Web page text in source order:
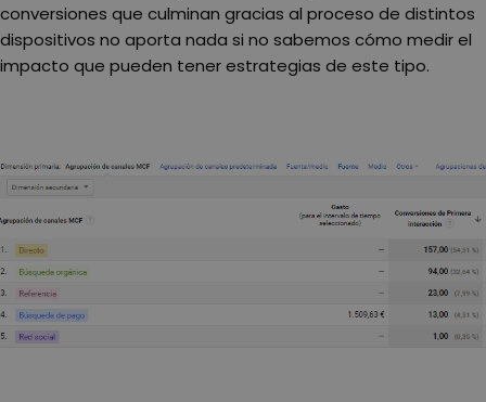
conversiones que culminan gracias al proceso de distintos
dispositivos no aporta nada si no sabemos cómo medir el
impacto que pueden tener estrategias de este tipo.